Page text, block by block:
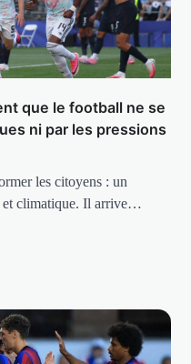
que le football ne se
ni par les pressions
les citoyens : un
et climatique. Il arrive…